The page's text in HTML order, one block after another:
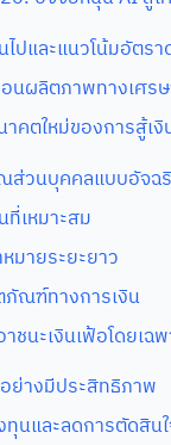
ไปและแนวโน้มอัตร
นผลิตภาพทางเศร
คตใหม่ของการสู้เ
ส่วนบุคคลแบบอัจฉ
เหมาะสม
มายระยะยาว
ภัณฑ์ทางการเงิน
ชนะเงินเฟ้อโดยเฉพ
ย่างมีประสิทธิภาพ
ทุนและลดการตัดสิ